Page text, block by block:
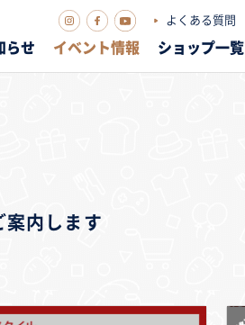
よくある質問
らせ イベント情報 ショップ一覧
案内します